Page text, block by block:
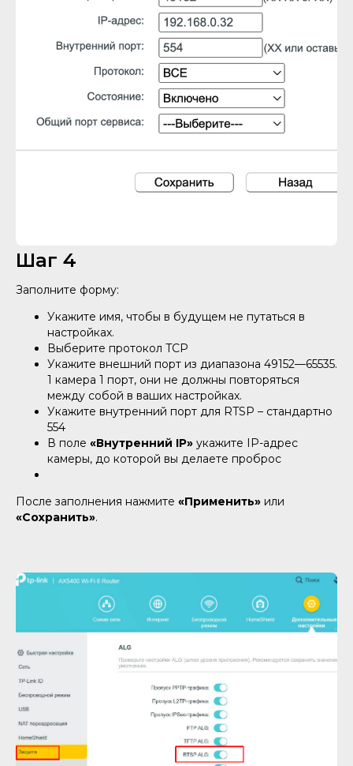
Шаг 4
Заполните форму:
Укажите имя, чтобы в будущем не путаться в
настройках.
Выберите протокол TCP
Укажите внешний порт из диапазона 49152—65535.
1 камера 1 порт, они не должны повторяться
между собой в ваших настройках.
Укажите внутренний порт для RTSP – стандартно
554
В поле «Внутренний IP» укажите IP-адрес
камеры, до которой вы делаете проброс
После заполнения нажмите «Применить» или
«Сохранить».